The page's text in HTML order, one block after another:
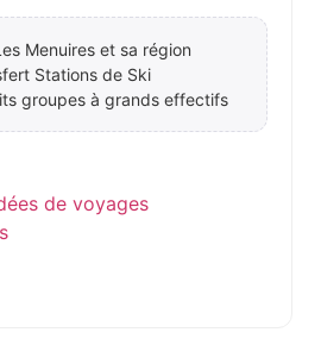
Menuires et sa région
Stations de Ski
groupes à grands effectifs
de voyages